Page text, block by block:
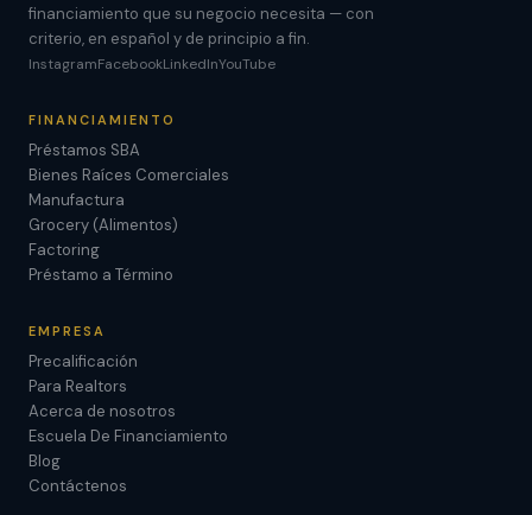
financiamiento que su negocio necesita — con
criterio, en español y de principio a fin.
InstagramFacebookLinkedInYouTube
FINANCIAMIENTO
Préstamos SBA
Bienes Raíces Comerciales
Manufactura
Grocery (Alimentos)
Factoring
Préstamo a Término
EMPRESA
Precalificación
Para Realtors
Acerca de nosotros
Escuela De Financiamiento
Blog
Contáctenos